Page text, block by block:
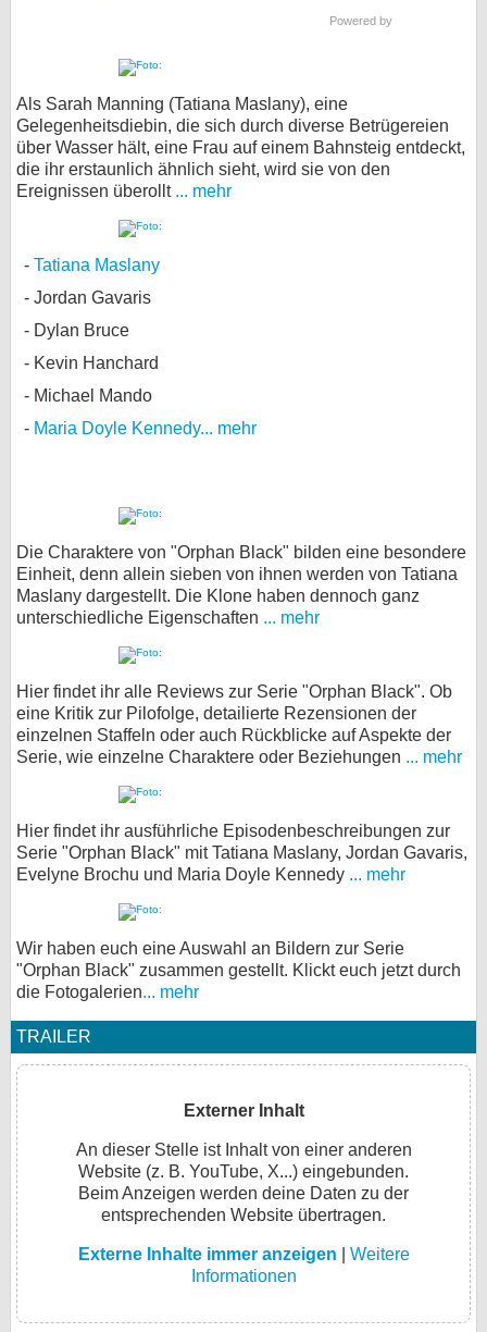
Powered by
Als Sarah Manning (Tatiana Maslany), eine
Gelegenheitsdiebin, die sich durch diverse Betrügereien
über Wasser hält, eine Frau auf einem Bahnsteig entdeckt,
die ihr erstaunlich ähnlich sieht, wird sie von den
Ereignissen überollt ... mehr
Tatiana Maslany
Jordan Gavaris
Dylan Bruce
Kevin Hanchard
Michael Mando
Maria Doyle Kennedy... mehr
Die Charaktere von "Orphan Black" bilden eine besondere
Einheit, denn allein sieben von ihnen werden von Tatiana
Maslany dargestellt. Die Klone haben dennoch ganz
unterschiedliche Eigenschaften ... mehr
Hier findet ihr alle Reviews zur Serie "Orphan Black". Ob
eine Kritik zur Pilofolge, detailierte Rezensionen der
einzelnen Staffeln oder auch Rückblicke auf Aspekte der
Serie, wie einzelne Charaktere oder Beziehungen ... mehr
Hier findet ihr ausführliche Episodenbeschreibungen zur
Serie "Orphan Black" mit Tatiana Maslany, Jordan Gavaris,
Evelyne Brochu und Maria Doyle Kennedy ... mehr
Wir haben euch eine Auswahl an Bildern zur Serie
"Orphan Black" zusammen gestellt. Klickt euch jetzt durch
die Fotogalerien... mehr
TRAILER
Externer Inhalt
An dieser Stelle ist Inhalt von einer anderen
Website (z. B. YouTube, X...) eingebunden.
Beim Anzeigen werden deine Daten zu der
entsprechenden Website übertragen.
Externe Inhalte immer anzeigen
Weitere
Informationen